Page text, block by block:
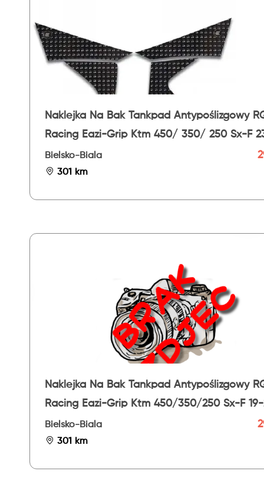
Naklejka Na Bak Tankpad Antypoślizgowy
Racing Eazi-Grip Ktm 450/ 350/ 250 Sx-F
Evo
Bielsko-Biala
301 km
Naklejka Na Bak Tankpad Antypoślizgowy
Racing Eazi-Grip Ktm 450/350/250 Sx-F
Evo
Bielsko-Biala
301 km